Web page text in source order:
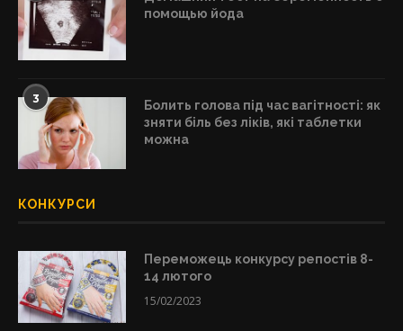
помощью йода
3
Болить голова під час вагітності: як
зняти біль без ліків, які таблетки
можна
КОНКУРСИ
Переможець конкурсу репостів 8-
14 лютого
15/02/2023